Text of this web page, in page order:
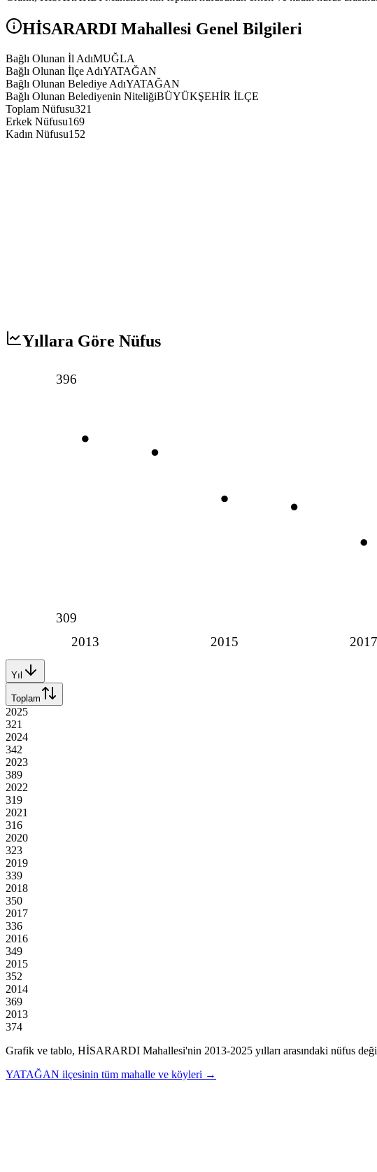
HİSARARDI Mahallesi Genel Bilgileri
Bağlı Olunan İl AdıMUĞLA
Bağlı Olunan İlçe AdıYATAĞAN
Bağlı Olunan Belediye AdıYATAĞAN
Bağlı Olunan Belediyenin NiteliğiBÜYÜKŞEHİR İLÇE
Toplam Nüfusu321
Erkek Nüfusu169
Kadın Nüfusu152
Yıllara Göre Nüfus
2013 2015 2017
396
309
Yıl
Toplam
2025
321
2024
342
2023
389
2022
319
2021
316
2020
323
2019
339
2018
350
2017
336
2016
349
2015
352
2014
369
2013
374
Grafik ve tablo, HİSARARDI Mahallesi'nin 2013-2025 yılları arasındaki nüfus
YATAĞAN ilçesinin tüm mahalle ve köyleri →